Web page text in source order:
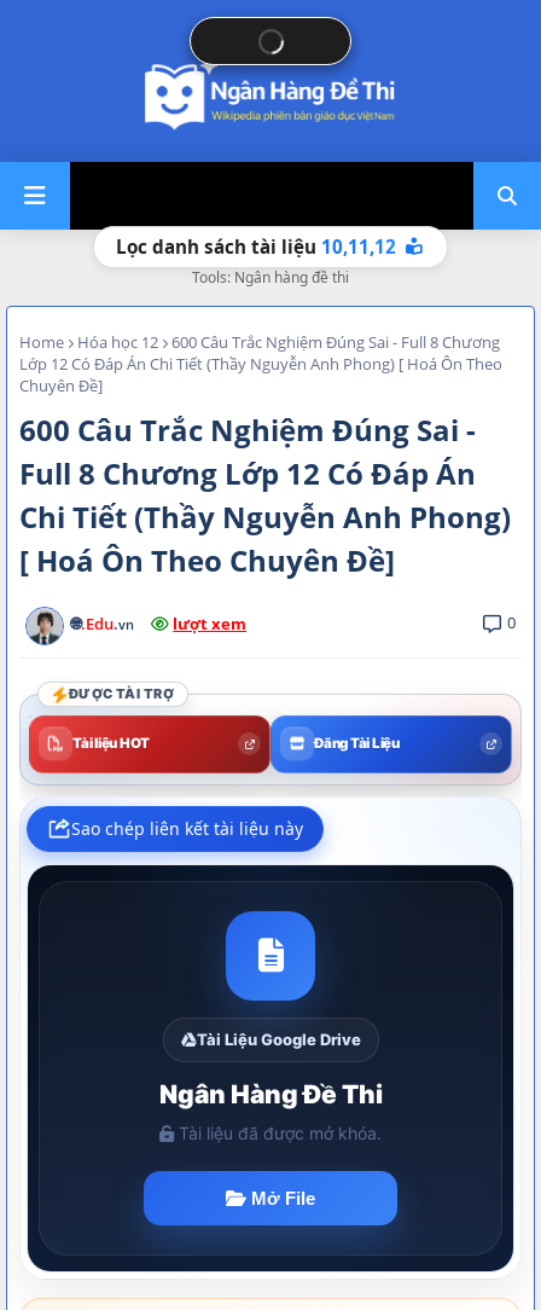
Lọc danh sách tài liệu 10,11,12
Tools: Ngân hàng đề thi
Home Hóa học 12
600 Câu Trắc Nghiệm Đúng Sai - Full 8 Chương
Lớp 12 Có Đáp Án Chi Tiết (Thầy Nguyễn Anh Phong) [ Hoá Ôn Theo
Chuyên Đề]
600 Câu Trắc Nghiệm Đúng Sai -
Full 8 Chương Lớp 12 Có Đáp Án
Chi Tiết (Thầy Nguyễn Anh Phong)
[ Hoá Ôn Theo Chuyên Đề]
🌐.Edu.vn lượt xem 0
ĐƯỢC TÀI TRỢ
Tài liệu HOT Đăng Tài Liệu